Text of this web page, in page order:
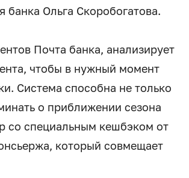
банка Ольга Скоробогатова.
Почта банка, анализирует
чтобы в нужный момент
Система способна не только
о приближении сезона
со специальным кешбэком от
который совмещает